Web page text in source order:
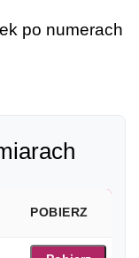
po numerach
POBIERZ